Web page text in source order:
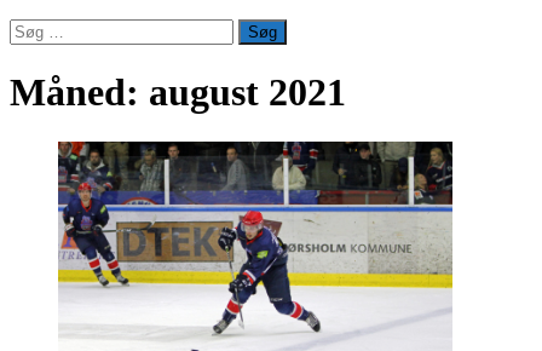
Søg
efter:
Måned: august 2021